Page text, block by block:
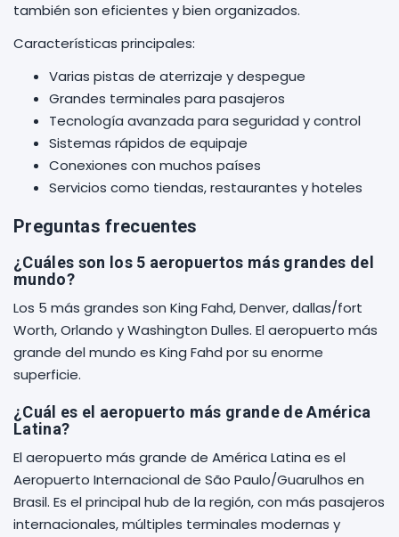
también son eficientes y bien organizados.
Características principales:
Varias pistas de aterrizaje y despegue
Grandes terminales para pasajeros
Tecnología avanzada para seguridad y control
Sistemas rápidos de equipaje
Conexiones con muchos países
Servicios como tiendas, restaurantes y hoteles
Preguntas frecuentes
¿Cuáles son los 5 aeropuertos más grandes del
mundo?
Los 5 más grandes son King Fahd, Denver, dallas/fort
Worth, Orlando y Washington Dulles. El aeropuerto más
grande del mundo es King Fahd por su enorme
superficie.
¿Cuál es el aeropuerto más grande de América
Latina?
El aeropuerto más grande de América Latina es el
Aeropuerto Internacional de São Paulo/Guarulhos en
Brasil. Es el principal hub de la región, con más pasajeros
internacionales, múltiples terminales modernas y